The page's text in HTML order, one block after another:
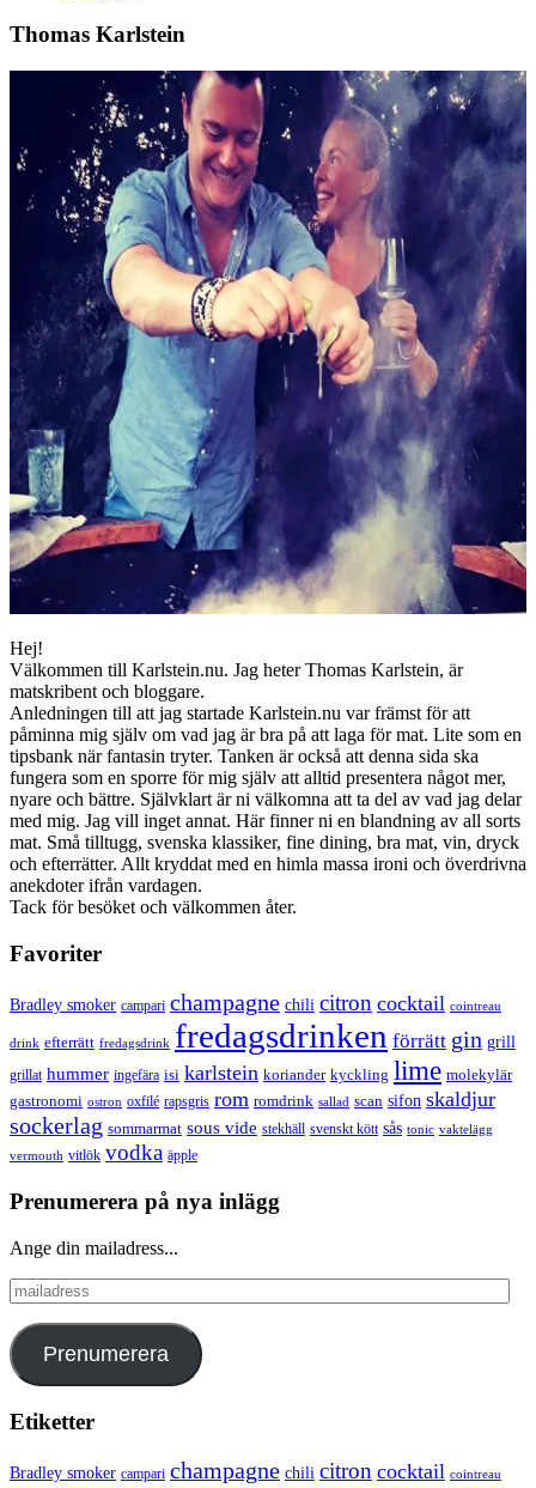
Thomas Karlstein
Hej!
Välkommen till Karlstein.nu. Jag heter Thomas Karlstein, är
matskribent och bloggare.
Anledningen till att jag startade Karlstein.nu var främst för att
påminna mig själv om vad jag är bra på att laga för mat. Lite som en
tipsbank när fantasin tryter. Tanken är också att denna sida ska
fungera som en sporre för mig själv att alltid presentera något mer,
nyare och bättre. Självklart är ni välkomna att ta del av vad jag delar
med mig. Jag vill inget annat. Här finner ni en blandning av all sorts
mat. Små tilltugg, svenska klassiker, fine dining, bra mat, vin, dryck
och efterrätter. Allt kryddat med en himla massa ironi och överdrivna
anekdoter ifrån vardagen.
Tack för besöket och välkommen åter.
Favoriter
Bradley smoker campari champagne chili citron cocktail cointreau
drink efterrätt fredagsdrink fredagsdrinken förrätt gin grill
grillat hummer ingefära isi karlstein koriander kyckling lime molekylär
gastronomi ostron oxfilé rapsgris rom romdrink sallad scan sifon skaldjur
sockerlag sommarmat sous vide stekhäll svenskt kött sås tonic vaktelägg
vermouth vitlök vodka äpple
Prenumerera på nya inlägg
Ange din mailadress...
mailadress
Prenumerera
Etiketter
Bradley smoker campari champagne chili citron cocktail cointreau